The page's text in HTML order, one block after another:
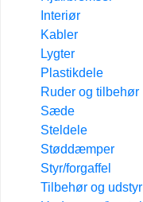
Interiør
Kabler
Lygter
Plastikdele
Ruder og tilbehør
Sæde
Steldele
Støddæmper
Styr/forgaffel
Tilbehør og udstyr